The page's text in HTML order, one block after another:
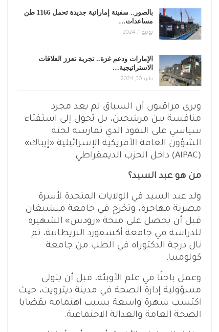
بالصور.. سفينة إماراتية جديدة تحمل 1166 طن
مساعدات…
يونيو 1, 2024
الإمارات ودعم غزة.. تجربة تعزز العلاقات
الاستراتيجية…
مايو 30, 2024
ويرى مراقبون أن السباق لم يعد مجرد
منافسة بين مرشحين، بل تحول إلى استفتاء
سياسي على النفوذ الذي تمارسه لجنة
الشؤون العامة الأمريكية الإسرائيلية «إيباك»
(AIPAC) داخل الحزب الديمقراطي.
من هو عبد السيد؟
ولد عبد السيد في الولايات المتحدة لأسرة
مصرية مهاجرة، وتخرج في جامعة ميشيغان
قبل أن يحصل على منحة «رودس» الشهيرة
للدراسة في جامعة أكسفورد البريطانية، ثم
نال درجة الدكتوراه في الطب من جامعة
كولومبيا.
وعمل باحثًا في علم الأوبئة، قبل أن يتولى
مسؤولية إدارة الصحة في مدينة ديترويت، حيث
اكتسب شهرة واسعة بسبب اهتمامه بقضايا
الصحة العامة والعدالة الاجتماعية.